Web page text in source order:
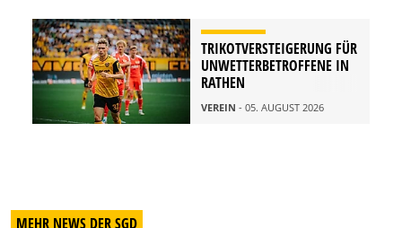
TRIKOTVERSTEIGERUNG FÜR
UNWETTERBETROFFENE IN
RATHEN
VEREIN - 05. AUGUST 2026
MEHR NEWS DER SGD